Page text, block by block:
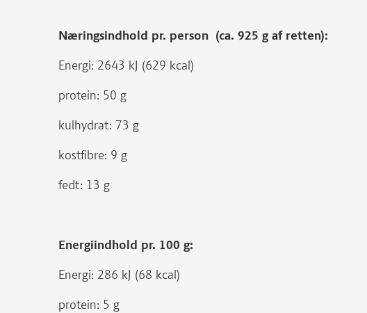
Næringsindhold pr. person (ca. 925 g af retten):
Energi: 2643 kJ (629 kcal)
protein: 50 g
kulhydrat: 73 g
kostfibre: 9 g
fedt: 13 g
Energiindhold pr. 100 g:
Energi: 286 kJ (68 kcal)
protein: 5 g